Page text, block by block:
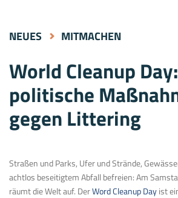
NEUES MITMACHEN
World Cleanup
politische
gegen Littering
Straßen und Parks, Ufer und Strände,
achtlos beseitigtem Abfall befreien: Am
räumt die Welt auf. DerWord Cleanup Dayist